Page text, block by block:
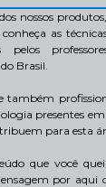
nossos
as
pelos
Brasil.
também
presentes em
para esta
que você
por aqui